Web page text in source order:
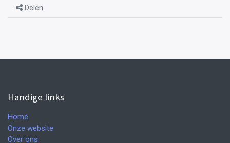
Delen
Handige links
Home
Onze website
Over ons